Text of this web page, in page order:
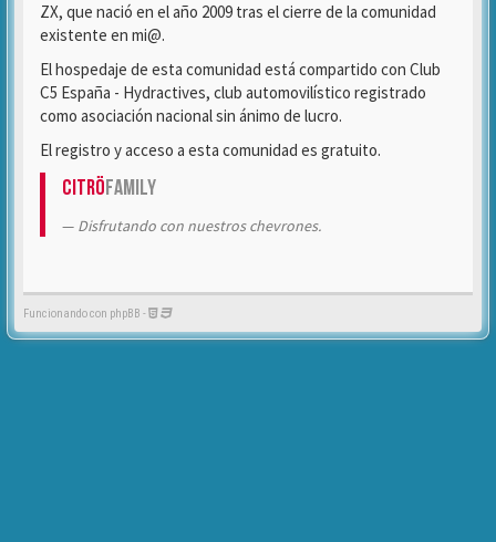
ZX, que nació en el año 2009 tras el cierre de la comunidad
existente en mi@.
El hospedaje de esta comunidad está compartido con Club
C5 España - Hydractives, club automovilístico registrado
como asociación nacional sin ánimo de lucro.
El registro y acceso a esta comunidad es gratuito.
CitröFamily
Disfrutando con nuestros chevrones.
Funcionando con phpBB -